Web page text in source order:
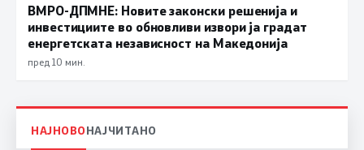
ВМРО-ДПМНЕ: Новите законски решенија и
инвестициите во обновливи извори ја градат
енергетската независност на Македонија
пред 10 мин.
НАЈНОВОНАЈЧИТАНО